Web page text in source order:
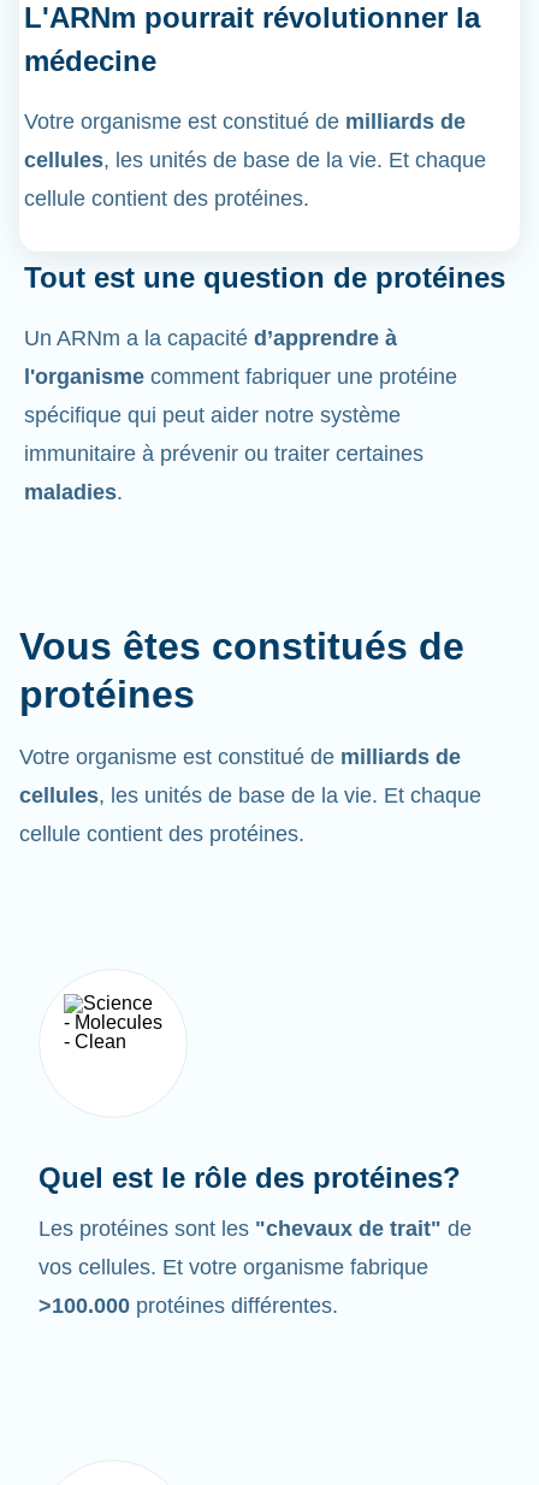
L'ARNm pourrait révolutionner la
médecine
Votre organisme est constitué de milliards de
cellules, les unités de base de la vie. Et chaque
cellule contient des protéines.
Tout est une question de protéines
Un ARNm a la capacité d’apprendre à
l'organisme comment fabriquer une protéine
spécifique qui peut aider notre système
immunitaire à prévenir ou traiter certaines
maladies.
Vous êtes constitués de
protéines
Votre organisme est constitué de milliards de
cellules, les unités de base de la vie. Et chaque
cellule contient des protéines.
Quel est le rôle des protéines?
Les protéines sont les "chevaux de trait" de
vos cellules. Et votre organisme fabrique
>100.000 protéines différentes.